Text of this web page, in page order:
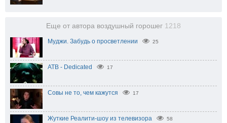
Еще от автора воздушный горошег 1218
Муджи. Забудь о просветлении 25
ATB - Dedicated 17
Совы не то, чем кажутся 17
Жуткие Реалити-шоу из телевизора 58